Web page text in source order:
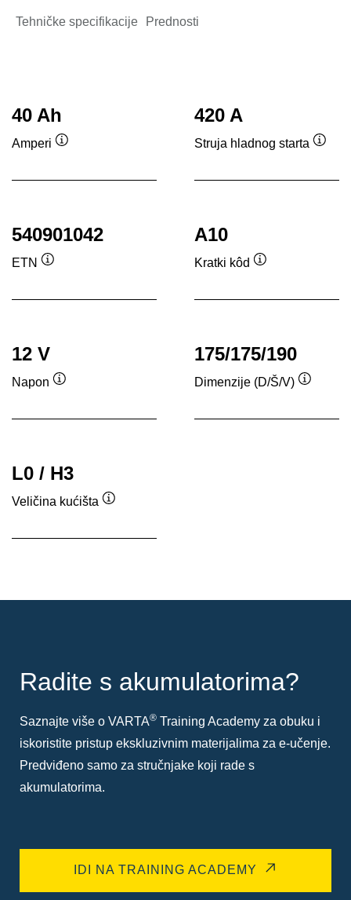
Tehničke specifikacije Prednosti
40 Ah
Amperi
420 A
Struja hladnog starta
540901042
ETN
A10
Kratki kôd
12 V
Napon
175/175/190
Dimenzije (D/Š/V)
L0 / H3
Veličina kućišta
Radite s akumulatorima?
Saznajte više o VARTA® Training Academy za obuku i
iskoristite pristup ekskluzivnim materijalima za e-učenje.
Predviđeno samo za stručnjake koji rade s
akumulatorima.
IDI NA TRAINING ACADEMY